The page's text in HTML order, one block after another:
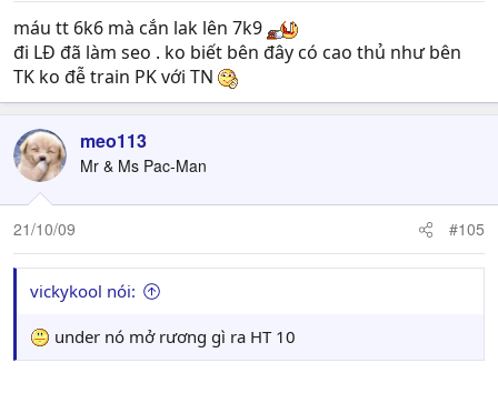
máu tt 6k6 mà cắn lak lên 7k9
đi LĐ đã làm seo . ko biết bên đây có cao thủ như bên
TK ko đễ train PK với TN
meo113
Mr & Ms Pac-Man
21/10/09 #105
vickykool nói:
under nó mở rương gì ra HT 10